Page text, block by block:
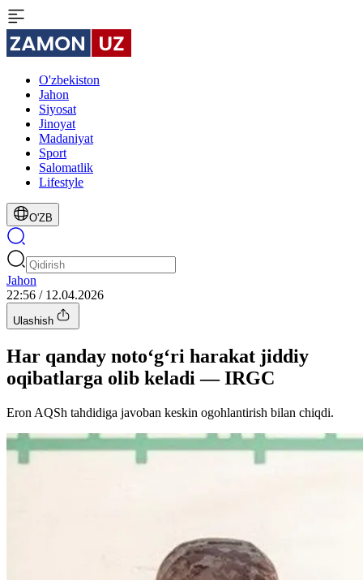
O'zbekiston
Jahon
Siyosat
Jinoyat
Madaniyat
Sport
Salomatlik
Lifestyle
O'ZB
Jahon
22:56 / 12.04.2026
Ulashish
Har qanday noto‘g‘ri harakat jiddiy
oqibatlarga olib keladi — IRGC
Eron AQSh tahdidiga javoban keskin ogohlantirish bilan chiqdi.